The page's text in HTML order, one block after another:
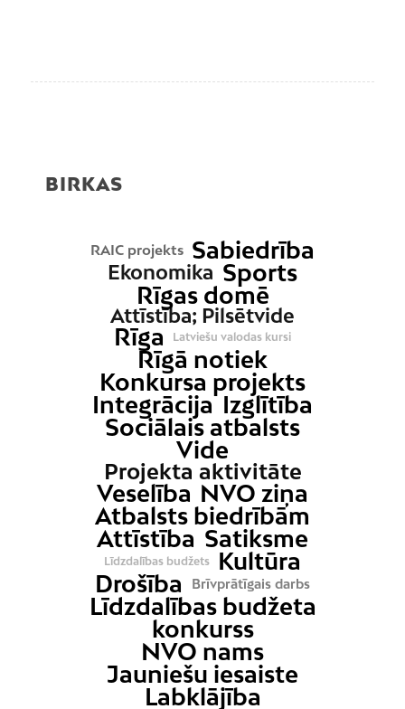
BIRKAS
RAIC projekts Sabiedrība
Ekonomika Sports
Rīgas domē
Attīstība; Pilsētvide
Rīga Latviešu valodas kursi
Rīgā notiek
Konkursa projekts
Integrācija Izglītība
Sociālais atbalsts
Vide
Projekta aktivitāte
Veselība NVO ziņa
Atbalsts biedrībām
Attīstība Satiksme
Līdzdalības budžets
Kultūra
Drošība
Brīvprātīgais darbs
Līdzdalības budžeta
konkurss
NVO nams
Jauniešu iesaiste
Labklājība